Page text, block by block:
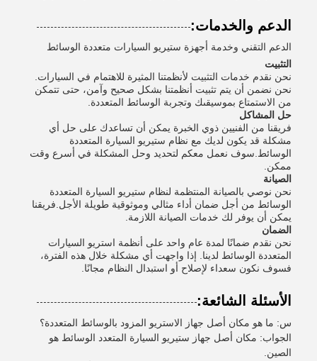
الدعم والخدمات:
الدعم التقني وخدمة أجهزة ستيريو السيارات متعددة الوسائط
التثبيت
نحن نقدم خدمات التثبيت لأنظمتنا المثيرة للاهتمام في السيارات.
نحن نضمن أن يتم تثبيت أنظمتنا بشكل صحيح وآمن، حتى تتمكن
من الاستمتاع بموسيقىك وتجربة الوسائط المتعددة.
حل المشاكل
فريقنا من الفنيين ذوي الخبرة يمكن أن تساعدك على حل أي
مشكلة قد يكون لديك مع نظام ستيريو السيارة المتعددة
الوسائط.سوف نعمل معكم لتحديد وحل المشكلة في أسرع وقت
ممكن.
الصيانة
نحن نوصي بالصيانة المنتظمة لنظام ستيريو السيارة المتعددة
الوسائط من أجل ضمان أداء مثالي وموثوقية طويلة الأجل.فريقنا
يمكن أن يوفر لك خدمات الصيانة اللازمة.
الضمان
نحن نقدم ضمانًا لمدة عام واحد على أنظمة استريو السيارات
المتعددة الوسائط لدينا. إذا واجهت أي مشكلة خلال هذه الفترة،
فسوف نكون سعداء لإصلاح أو استبدال النظام مجانًا.
الأسئلة الشائعة:
س: ما هو مكان أصل جهاز الاستريو المزود بالوسائط المتعددة؟
الجواب: مكان أصل جهاز ستيريو السيارة المتعدد الوسائط هو
الصين.